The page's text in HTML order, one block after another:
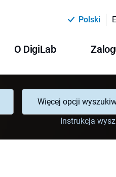
Polski
O DigiLab
Więcej opcji
Instrukcja